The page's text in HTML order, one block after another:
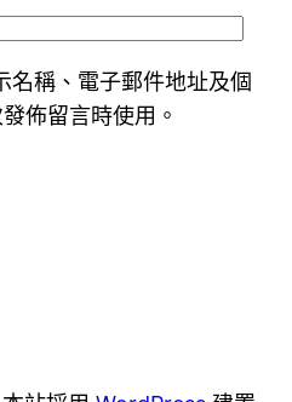
名稱、電子郵件地址及個
佈留言時使用。